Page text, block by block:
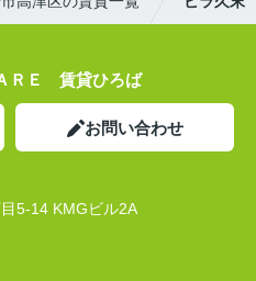
ＲＥ 賃貸ひろば
お問い合わせ
5-14 KMGビル2A